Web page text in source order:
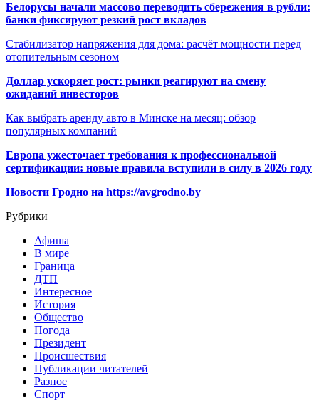
Белорусы начали массово переводить сбережения в рубли:
банки фиксируют резкий рост вкладов
Стабилизатор напряжения для дома: расчёт мощности перед
отопительным сезоном
Доллар ускоряет рост: рынки реагируют на смену
ожиданий инвесторов
Как выбрать аренду авто в Минске на месяц: обзор
популярных компаний
Европа ужесточает требования к профессиональной
сертификации: новые правила вступили в силу в 2026 году
Новости Гродно на https://avgrodno.by
Рубрики
Афиша
В мире
Граница
ДТП
Интересное
История
Общество
Погода
Президент
Происшествия
Публикации читателей
Разное
Спорт